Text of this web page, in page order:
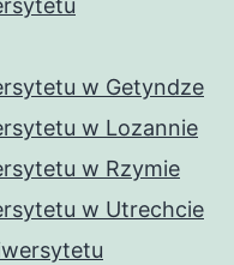
w Getyndze
w Lozannie
w Rzymie
w Utrechcie